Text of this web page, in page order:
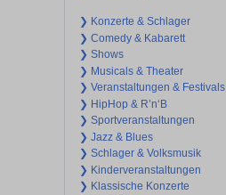
❯ Konzerte & Schlager
❯ Comedy & Kabarett
❯ Shows
❯ Musicals & Theater
❯ Veranstaltungen & Festivals
❯ HipHop & R’n‘B
❯ Sportveranstaltungen
❯ Jazz & Blues
❯ Schlager & Volksmusik
❯ Kinderveranstaltungen
❯ Klassische Konzerte